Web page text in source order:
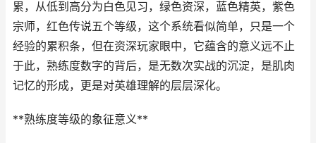
累，从低到高分为白色见习，绿色资深，蓝色精英，紫色
宗师，红色传说五个等级，这个系统看似简单，只是一个
经验的累积条，但在资深玩家眼中，它蕴含的意义远不止
于此，熟练度数字的背后，是无数次实战的沉淀，是肌肉
记忆的形成，更是对英雄理解的层层深化。
**熟练度等级的象征意义**